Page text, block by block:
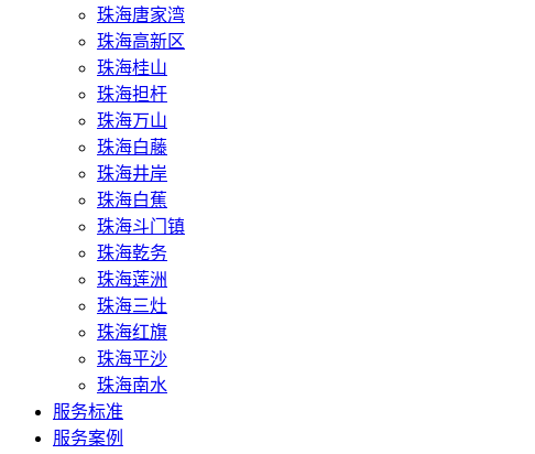
珠海唐家湾
珠海高新区
珠海桂山
珠海担杆
珠海万山
珠海白藤
珠海井岸
珠海白蕉
珠海斗门镇
珠海乾务
珠海莲洲
珠海三灶
珠海红旗
珠海平沙
珠海南水
服务标准
服务案例